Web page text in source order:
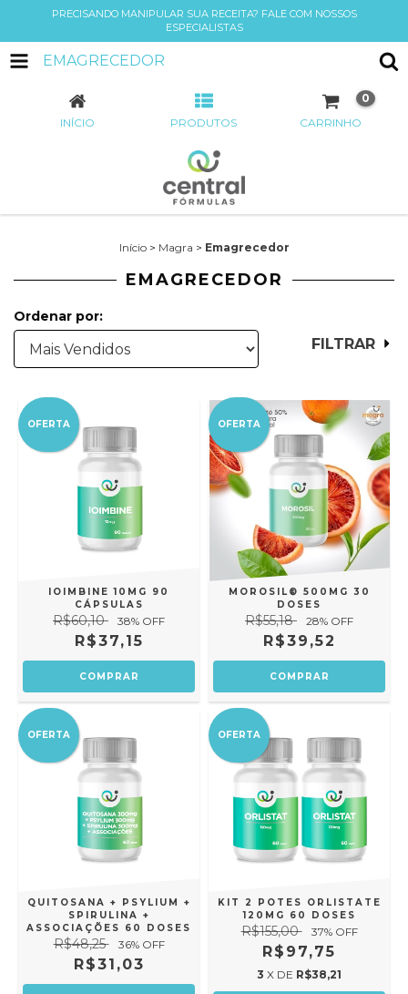
PRECISANDO MANIPULAR SUA RECEITA? FALE COM NOSSOS
ESPECIALISTAS
EMAGRECEDOR
INÍCIO PRODUTOS CARRINHO
0
Início > Magra > Emagrecedor
EMAGRECEDOR
Ordenar por:
FILTRAR
OFERTA
IOIMBINE 10MG 90
CÁPSULAS
R$60,10 38% OFF
R$37,15
OFERTA
MOROSIL® 500MG 30
DOSES
R$55,18 28% OFF
R$39,52
OFERTA
QUITOSANA + PSYLIUM +
SPIRULINA +
ASSOCIAÇÕES 60 DOSES
R$48,25 36% OFF
R$31,03
OFERTA
KIT 2 POTES ORLISTATE
120MG 60 DOSES
R$155,00 37% OFF
R$97,75
3 X DE R$38,21